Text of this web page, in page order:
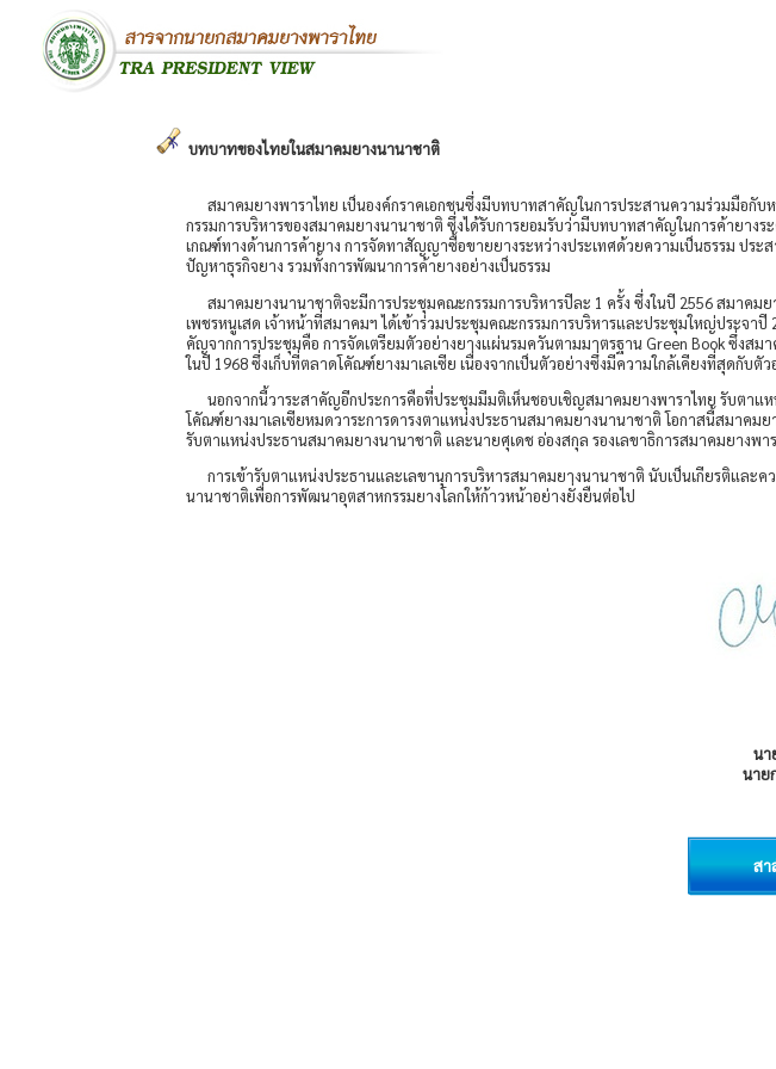
บทบาทของไทยในสมาคมยางนานาชาติ
สมาคมยางพาราไทย เป็นองค์กราคเอกชนซึ่งมีบทบาทสาคัญในการประสานความร่วมมือกับ
กรรมการบริหารของสมาคมยางนานาชาติ ซึ่งได้รับการยอมรับว่ามีบทบาทสาคัญในการค้ายาง
เกณฑ์ทางด้านการค้ายาง การจัดทาสัญญาซื้อขายยางระหว่างประเทศด้วยความเป็นธรรม ปร
ปัญหาธุรกิจยาง รวมทั้งการพัฒนาการค้ายางอย่างเป็นธรรม
สมาคมยางนานาชาติจะมีการประชุมคณะกรรมการบริหารปีละ 1 ครั้ง ซึ่งในปี 2556 สมาคม
เพชรหนูเสด เจ้าหน้าที่สมาคมฯ ได้เข้าร่วมประชุมคณะกรรมการบริหารและประชุมใหญ่ประจา
คัญจากการประชุมคือ การจัดเตรียมตัวอย่างยางแผ่นรมควันตามมาตรฐาน Green Book ซึ่งสม
ในปี 1968 ซึ่งเก็บที่ตลาดโคัณฑ์ยางมาเลเซีย เนื่องจากเป็นตัวอย่างซึ่งมีความใกล้เคียงที่สุดกับตั
นอกจากนี้วาระสาคัญอีกประการคือที่ประชุมมีมติเห็นชอบเชิญสมาคมยางพาราไทย รับตาแห
โคัณฑ์ยางมาเลเซียหมดวาระการดารงตาแหน่งประธานสมาคมยางนานาชาติ โอกาสนี้สมาคม
รับตาแหน่งประธานสมาคมยางนานาชาติ และนายศุเดช อ่องสกุล รองเลขาธิการสมาคมยางพ
การเข้ารับตาแหน่งประธานและเลขานุการบริหารสมาคมยางนานาชาติ นับเป็นเกียรติแล
นานาชาติเพื่อการพัฒนาอุตสาหกรรมยางโลกให้ก้าวหน้าอย่างยั่งยืนต่อไป
นา
นาย
สา